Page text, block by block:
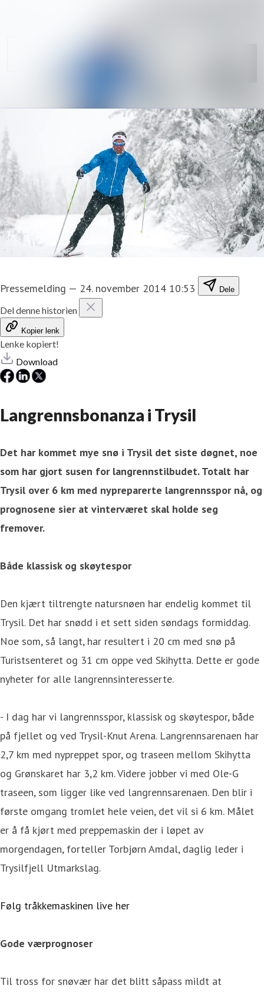
Pressemelding — 24. november 2014 10:53 Dele
Del denne historien
Kopier lenk
Lenke kopiert!
Download
Langrennsbonanza i Trysil
Det har kommet mye snø i Trysil det siste døgnet, noe
som har gjort susen for langrennstilbudet. Totalt har
Trysil over 6 km med nypreparerte langrennsspor nå, og
prognosene sier at vinterværet skal holde seg
fremover.
Både klassisk og skøytespor
Den kjært tiltrengte natursnøen har endelig kommet til
Trysil. Det har snødd i et sett siden søndags formiddag.
Noe som, så langt, har resultert i 20 cm med snø på
Turistsenteret og 31 cm oppe ved Skihytta. Dette er gode
nyheter for alle langrennsinteresserte.
- I dag har vi langrennsspor, klassisk og skøytespor, både
på fjellet og ved Trysil-Knut Arena. Langrennsarenaen har
2,7 km med nypreppet spor, og traseen mellom Skihytta
og Grønskaret har 3,2 km. Videre jobber vi med Ole-G
traseen, som ligger like ved langrennsarenaen. Den blir i
første omgang tromlet hele veien, det vil si 6 km. Målet
er å få kjørt med preppemaskin der i løpet av
morgendagen, forteller Torbjørn Amdal, daglig leder i
Trysilfjell Utmarkslag.
Følg tråkkemaskinen live her
Gode værprognoser
Til tross for snøvær har det blitt såpass mildt at